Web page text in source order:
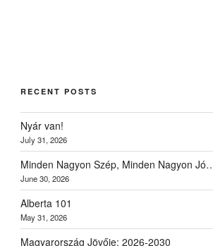
RECENT POSTS
Nyár van!
July 31, 2026
Minden Nagyon Szép, Minden Nagyon
June 30, 2026
Alberta 101
May 31, 2026
Magyarország Jövője: 2026-2030